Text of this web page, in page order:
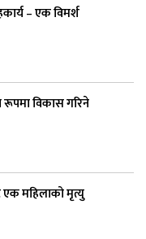
– एक विमर्श
रूपमा विकास गरिने
एक महिलाको मृत्यु